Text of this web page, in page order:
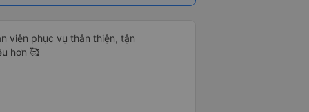
viên phục vụ thân thiện, tận
hơn 🥰